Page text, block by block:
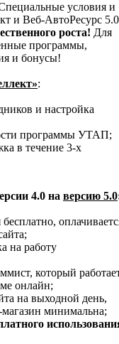
условия и
и Веб-АвтоРесурс
роста! Для
программы,
и бонусы!
:
и настройка
программы УТАП;
в течение 3-х
4.0 на версию 5.0
на работу
который
онлайн;
на выходной день,
магазин минимальна;